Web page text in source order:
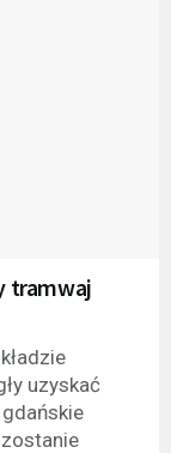
tramwaj
uzyskać